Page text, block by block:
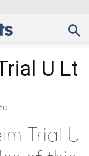
U Lt
Trial U